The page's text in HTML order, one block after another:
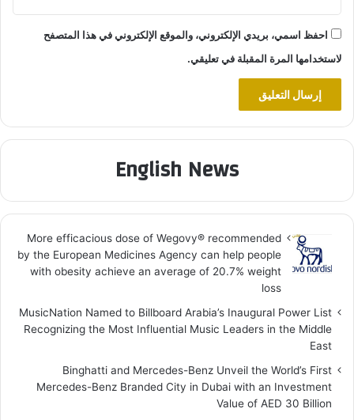
احفظ اسمي، بريدي الإلكتروني، والموقع الإلكتروني في هذا المتصفح
لاستخدامها المرة المقبلة في تعليقي.
English News
More efficacious dose of Wegovy®️ recommended
by the European Medicines Agency can help people
with obesity achieve an average of 20.7% weight
loss
MusicNation Named to Billboard Arabia’s Inaugural Power List
Recognizing the Most Influential Music Leaders in the Middle
East
Binghatti and Mercedes-Benz Unveil the World’s First
Mercedes-Benz Branded City in Dubai with an Investment
Value of AED 30 Billion